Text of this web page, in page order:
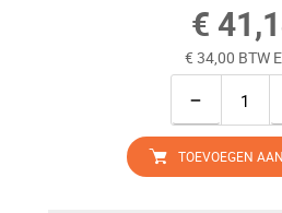
€
€ 34,00 BTW
−
TOEVOEGEN